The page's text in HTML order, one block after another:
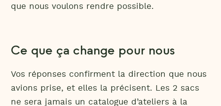
que nous voulons rendre possible.
Ce que ça change pour nous
Vos réponses confirment la direction que nous
avions prise, et elles la précisent. Les 2 sacs
ne sera jamais un catalogue d’ateliers à la